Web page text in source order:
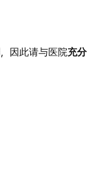
，因此请与医院充分